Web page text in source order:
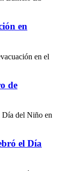
en
de
el Día